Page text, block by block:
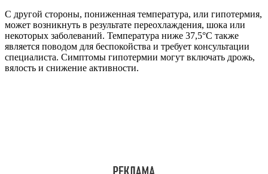
С другой стороны, пониженная температура, или гипотермия,
может возникнуть в результате переохлаждения, шока или
некоторых заболеваний. Температура ниже 37,5°C также
является поводом для беспокойства и требует консультации
специалиста. Симптомы гипотермии могут включать дрожь,
вялость и снижение активности.